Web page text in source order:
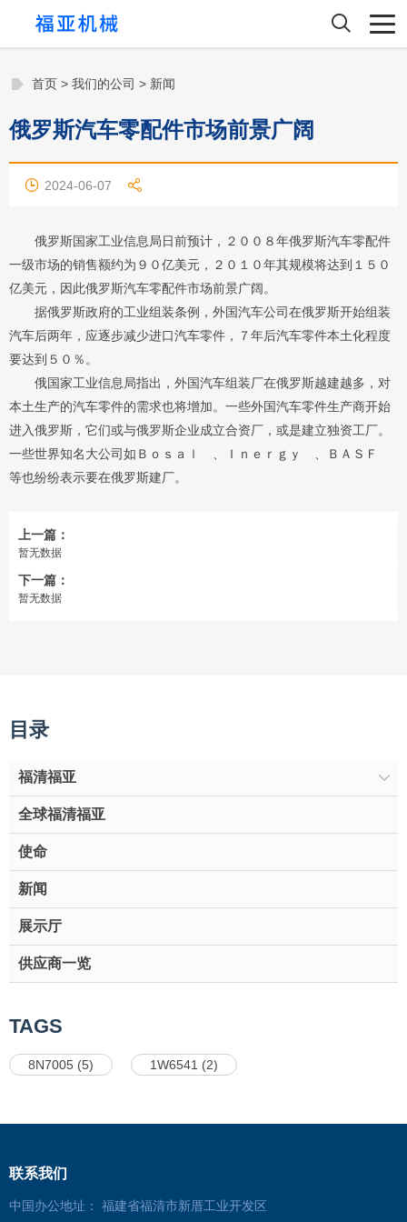
目录
福清福亚
全球福清福亚
使命
新闻
展示厅
供应商一览
TAGS
8N7005 (5) 1W6541 (2)
首页 > 我们的公司 > 新闻
俄罗斯汽车零配件市场前景广阔
2024-06-07
俄罗斯国家工业信息局日前预计，２００８年俄罗斯汽车零配件
一级市场的销售额约为９０亿美元，２０１０年其规模将达到１５０
亿美元，因此俄罗斯汽车零配件市场前景广阔。
据俄罗斯政府的工业组装条例，外国汽车公司在俄罗斯开始组装
汽车后两年，应逐步减少进口汽车零件，７年后汽车零件本土化程度
要达到５０％。
俄国家工业信息局指出，外国汽车组装厂在俄罗斯越建越多，对
本土生产的汽车零件的需求也将增加。一些外国汽车零件生产商开始
进入俄罗斯，它们或与俄罗斯企业成立合资厂，或是建立独资工厂。
一些世界知名大公司如Ｂｏｓａｌ 、Ｉｎｅｒｇｙ 、ＢＡＳＦ
等也纷纷表示要在俄罗斯建厂。
上一篇：
暂无数据
下一篇：
暂无数据
联系我们
中国办公地址： 福建省福清市新厝工业开发区